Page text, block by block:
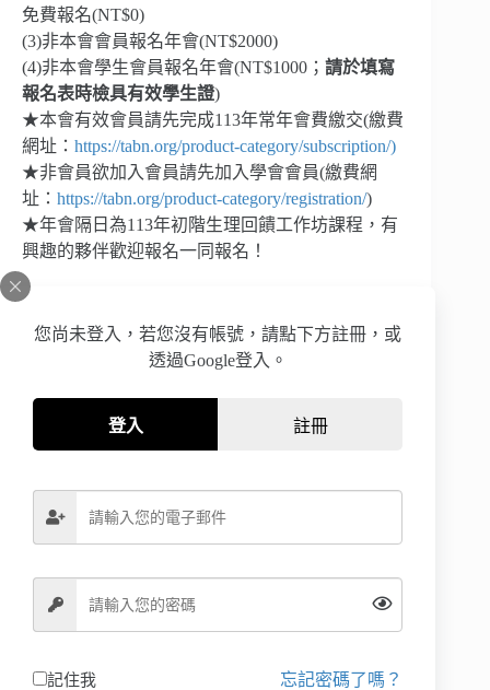
您尚未登入，若您沒有帳號，請點下方註冊，或
透過Google登入。
登入 註冊
記住我 忘記密碼了嗎？
免費報名(NT$0)
(3)非本會會員報名年會(NT$2000)
(4)非本會學生會員報名年會(NT$1000； 請於填寫
報名表時檢具有效學生證)
★本會有效會員請先完成113年常年會費繳交(繳費
網址： https://tabn.org/product-category/subscription/)
★非會員欲加入會員請先加入學會會員(繳費網
址： https://tabn.org/product-category/registration/)
★年會隔日為113年初階生理回饋工作坊課程，有
興趣的夥伴歡迎報名一同報名！
※註：以非本會學生會員優惠價報名者，需於填寫
報名表時一併檢附相關證明以利查證，如未檢附證
明需補繳報名差額。
※註：報名後，若因個人因素申請退費，需酌收
200元平台手續費
票種: 非會員票
本學會個人會員、永久會員、贊助會員票
NT$2,000